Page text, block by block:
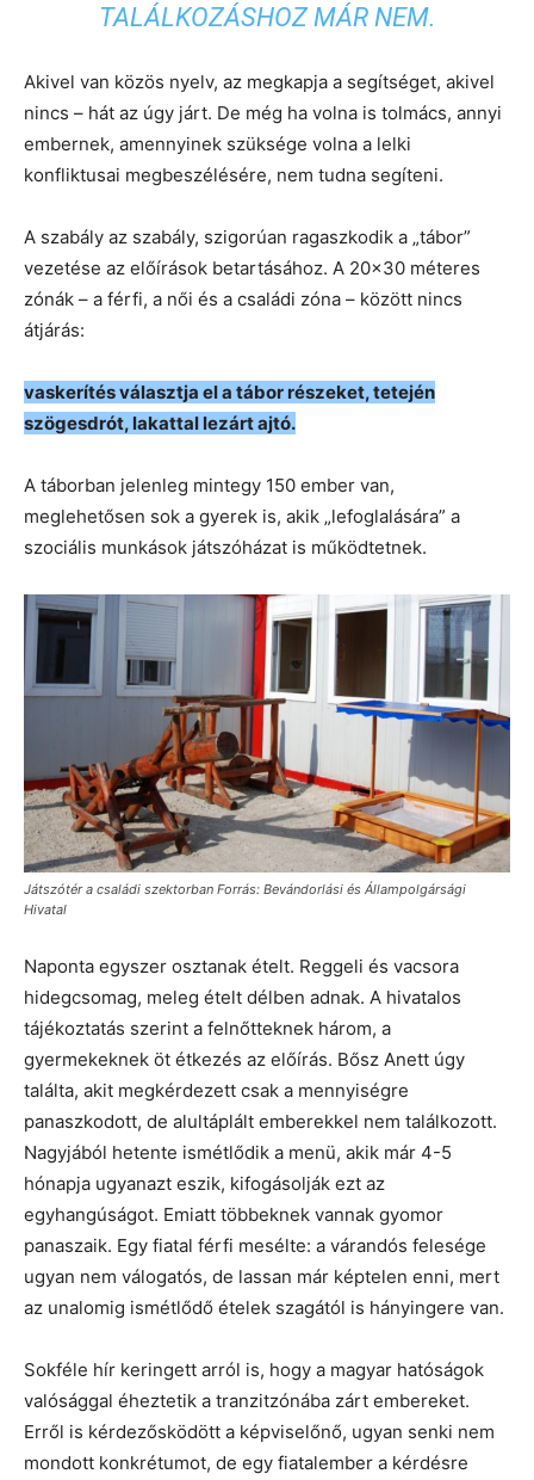
TALÁLKOZÁSHOZ MÁR NEM.
Akivel van közös nyelv, az megkapja a segítséget, akivel
nincs – hát az úgy járt. De még ha volna is tolmács, annyi
embernek, amennyinek szüksége volna a lelki
konfliktusai megbeszélésére, nem tudna segíteni.
A szabály az szabály, szigorúan ragaszkodik a „tábor”
vezetése az előírások betartásához. A 20×30 méteres
zónák – a férfi, a női és a családi zóna – között nincs
átjárás:
vaskerítés választja el a tábor részeket, tetején
szögesdrót, lakattal lezárt ajtó.
A táborban jelenleg mintegy 150 ember van,
meglehetősen sok a gyerek is, akik „lefoglalására” a
szociális munkások játszóházat is működtetnek.
Játszótér a családi szektorban Forrás: Bevándorlási és Állampolgársági
Hivatal
Naponta egyszer osztanak ételt. Reggeli és vacsora
hidegcsomag, meleg ételt délben adnak. A hivatalos
tájékoztatás szerint a felnőtteknek három, a
gyermekeknek öt étkezés az előírás. Bősz Anett úgy
találta, akit megkérdezett csak a mennyiségre
panaszkodott, de alultáplált emberekkel nem találkozott.
Nagyjából hetente ismétlődik a menü, akik már 4-5
hónapja ugyanazt eszik, kifogásolják ezt az
egyhangúságot. Emiatt többeknek vannak gyomor
panaszaik. Egy fiatal férfi mesélte: a várandós felesége
ugyan nem válogatós, de lassan már képtelen enni, mert
az unalomig ismétlődő ételek szagától is hányingere van.
Sokféle hír keringett arról is, hogy a magyar hatóságok
valósággal éheztetik a tranzitzónába zárt embereket.
Erről is kérdezősködött a képviselőnő, ugyan senki nem
mondott konkrétumot, de egy fiatalember a kérdésre